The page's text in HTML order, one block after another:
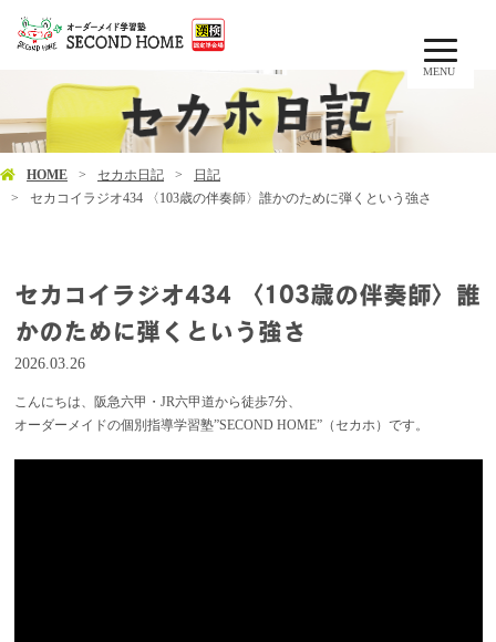
MENU
HOME セカホ日記
日記
セカコイラジオ434 〈103歳の伴奏師〉誰かのために弾くという強さ
セカコイラジオ434 〈103歳の伴奏師〉誰
かのために弾くという強さ
2026.03.26
こんにちは、阪急六甲・JR六甲道から徒歩7分、
オーダーメイドの個別指導学習塾”SECOND HOME”（セカホ）です。